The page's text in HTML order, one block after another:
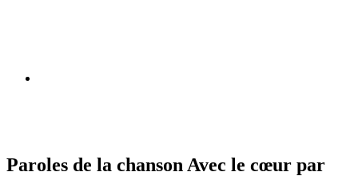
Paroles de la chanson Avec le cœur par